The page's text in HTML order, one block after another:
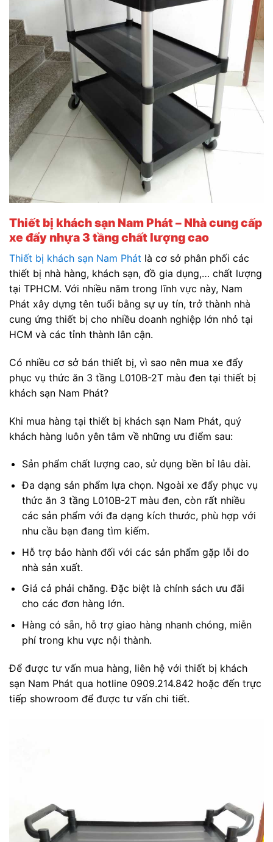
Thiết bị khách sạn Nam Phát – Nhà cung cấp
xe đẩy nhựa 3 tầng chất lượng cao
Thiết bị khách sạn Nam Phát là cơ sở phân phối các
thiết bị nhà hàng, khách sạn, đồ gia dụng,… chất lượng
tại TPHCM. Với nhiều năm trong lĩnh vực này, Nam
Phát xây dựng tên tuổi bằng sự uy tín, trở thành nhà
cung ứng thiết bị cho nhiều doanh nghiệp lớn nhỏ tại
HCM và các tỉnh thành lân cận.
Có nhiều cơ sở bán thiết bị, vì sao nên mua xe đẩy
phục vụ thức ăn 3 tầng L010B-2T màu đen tại thiết bị
khách sạn Nam Phát?
Khi mua hàng tại thiết bị khách sạn Nam Phát, quý
khách hàng luôn yên tâm về những ưu điểm sau:
Sản phẩm chất lượng cao, sử dụng bền bỉ lâu dài.
Đa dạng sản phẩm lựa chọn. Ngoài xe đẩy phục vụ
thức ăn 3 tầng L010B-2T màu đen, còn rất nhiều
các sản phẩm với đa dạng kích thước, phù hợp với
nhu cầu bạn đang tìm kiếm.
Hỗ trợ bảo hành đối với các sản phẩm gặp lỗi do
nhà sản xuất.
Giá cả phải chăng. Đặc biệt là chính sách ưu đãi
cho các đơn hàng lớn.
Hàng có sẵn, hỗ trợ giao hàng nhanh chóng, miễn
phí trong khu vực nội thành.
Để được tư vấn mua hàng, liên hệ với thiết bị khách
sạn Nam Phát qua hotline 0909.214.842 hoặc đến trực
tiếp showroom để được tư vấn chi tiết.